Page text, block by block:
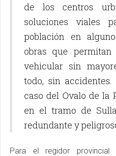
de los centros
soluciones viales
población en
obras que
vehicular sin
todo, sin
caso del Ovalo de la
en el tramo de
redundante y
Para el regidor provincial